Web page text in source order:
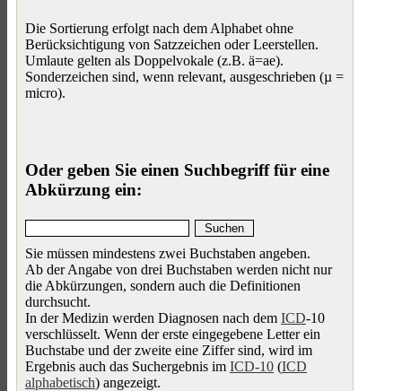
Die Sortierung erfolgt nach dem Alphabet ohne
Berücksichtigung von Satzzeichen oder Leerstellen.
Umlaute gelten als Doppelvokale (z.B. ä=ae).
Sonderzeichen sind, wenn relevant, ausgeschrieben (µ =
micro).
Oder geben Sie einen Suchbegriff für eine
Abkürzung ein:
Sie müssen mindestens zwei Buchstaben angeben.
Ab der Angabe von drei Buchstaben werden nicht nur
die Abkürzungen, sondern auch die Definitionen
durchsucht.
In der Medizin werden Diagnosen nach dem ICD-10
verschlüsselt. Wenn der erste eingegebene Letter ein
Buchstabe und der zweite eine Ziffer sind, wird im
Ergebnis auch das Suchergebnis im ICD-10 (ICD
alphabetisch) angezeigt.